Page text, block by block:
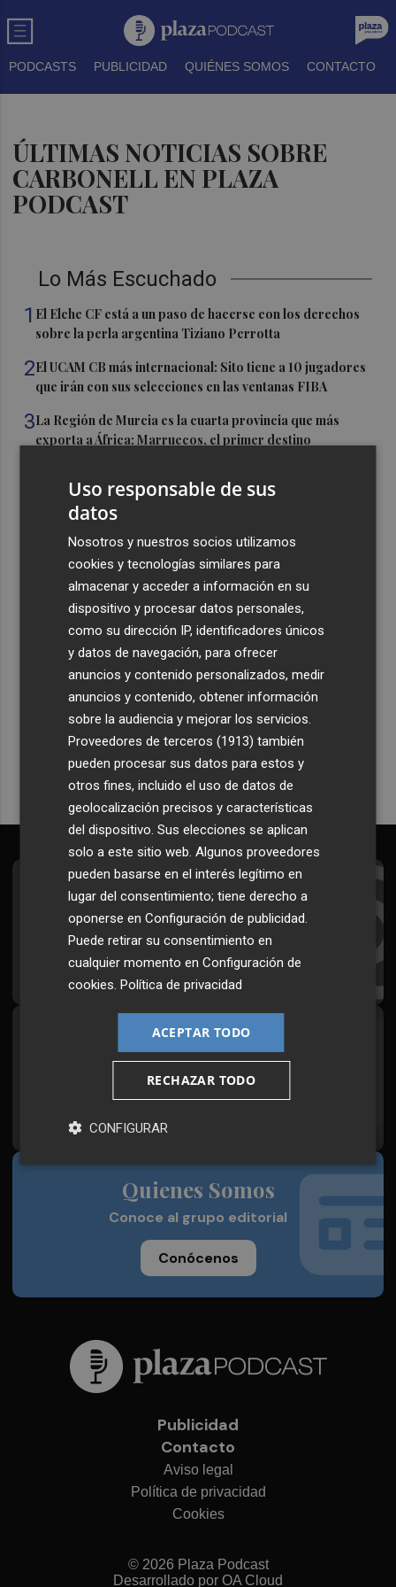
PODCASTS PUBLICIDAD QUIÉNES SOMOS CONTACTO
ÚLTIMAS NOTICIAS SOBRE
CARBONELL EN PLAZA
PODCAST
Lo Más Escuchado
1 El Elche CF está a un paso de hacerse con los derechos
sobre la perla argentina Tiziano Perrotta
2El UCAM CB más internacional: Sito tiene a 10 jugadores
que irán con sus selecciones en las ventanas FIBA
3La Región de Murcia es la cuarta provincia que más
exporta a África: Marruecos, el primer destino
con cinco días de actividades
mínimo para poder comprar una vivienda en Castellón
Recibe toda la actualidad de
Plaza Podcast en tu correo
Quiero suscribirme
Suscríbete al Boletín
Todos los días a primera hora en tu email
¡Quiero suscribirme!
Síguenos en redes
Quienes Somos
Conoce al grupo editorial
Conócenos
Publicidad
Contacto
Aviso legal
Política de privacidad
Cookies
© 2026 Plaza Podcast
Desarrollado por OA Cloud
Uso responsable de sus
datos
Nosotros y nuestros socios utilizamos
cookies y tecnologías similares para
almacenar y acceder a información en su
dispositivo y procesar datos personales,
como su dirección IP, identificadores únicos
y datos de navegación, para ofrecer
anuncios y contenido personalizados, medir
anuncios y contenido, obtener información
sobre la audiencia y mejorar los servicios.
Proveedores de terceros (1913) también
pueden procesar sus datos para estos y
otros fines, incluido el uso de datos de
geolocalización precisos y características
del dispositivo. Sus elecciones se aplican
solo a este sitio web. Algunos proveedores
pueden basarse en el interés legítimo en
lugar del consentimiento; tiene derecho a
oponerse enConfiguración de publicidad.
Puede retirar su consentimiento en
cualquier momento enConfiguración de
cookies.Política de privacidad
ACEPTAR TODO
RECHAZAR TODO
CONFIGURAR